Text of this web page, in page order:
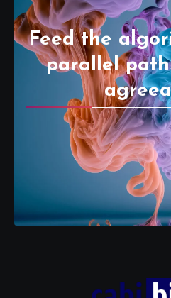
Feed the
parallel